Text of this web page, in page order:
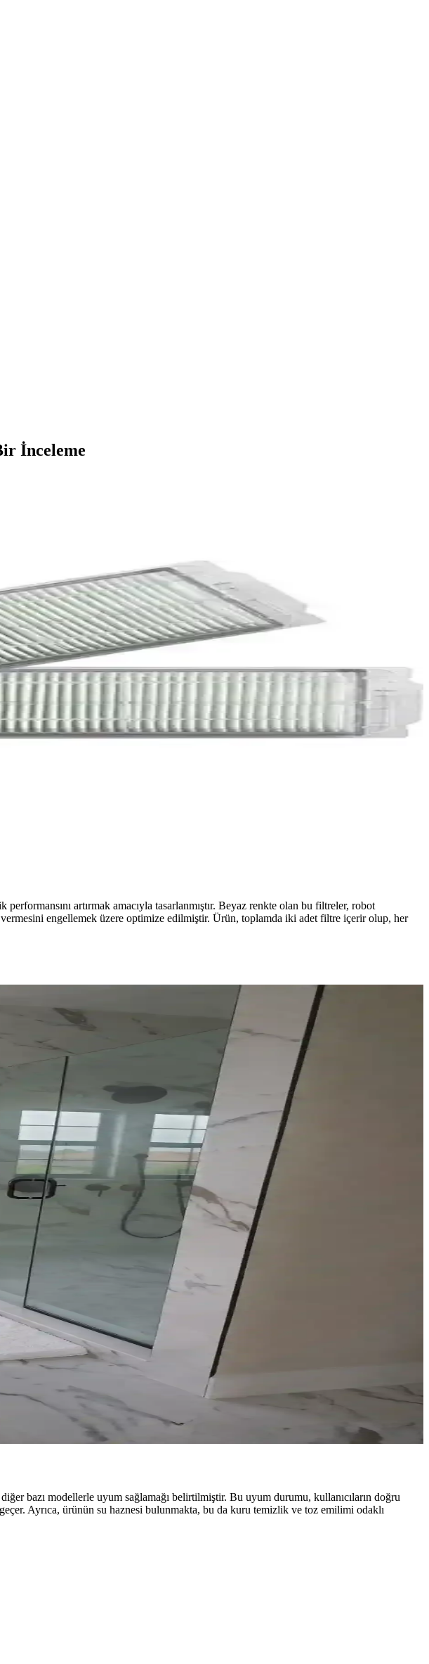
İnceleme
artırmak amacıyla tasarlanmıştır. Beyaz renkte olan bu filtreler, robot
engellemek üzere optimize edilmiştir. Ürün, toplamda iki adet filtre içerir olup, her
ve stil oluşturma evin atmosferini belirler.
vazoya uygulama ve difüzör gibi yöntemler önerilir. Alerji riski ve temizlik de önemlidir.
temizlik ve estetik faktörler ışığında doğru renk seçimi ele alınıyor.
ve düzenli temizlik yöntemleri önerilmektedir. Reçine uygulamasından kaçınılmalıdır.
ve estetik aydınlatma çözümleri sunar.
ferah ve kullanışlı, siyah dolaplar ise şık ancak temizlik gerektirir. Duvar renkleri ve
bir alan yaratmanın yolları ele alınıyor.
paspasların avantajları, dezavantajları ve kullanım alışkanlıkları detaylıca incelenir.
bazı modellerle uyum sağlamağı belirtilmiştir. Bu uyum durumu, kullanıcıların doğru
Ayrıca, ürünün su haznesi bulunmakta, bu da kuru temizlik ve toz emilimi odaklı